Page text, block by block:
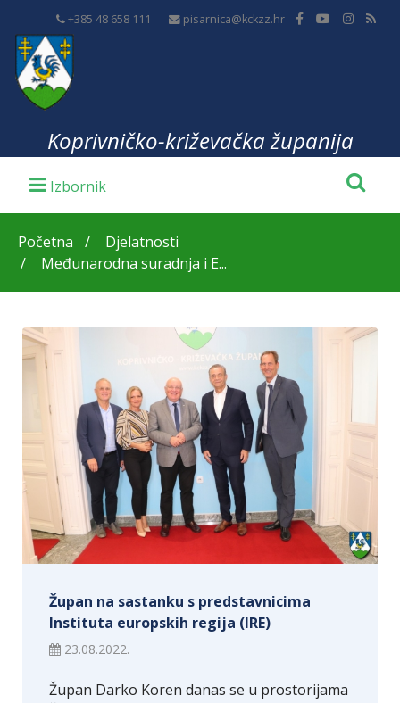
+385 48 658 111 pisarnica@kckzz.hr
Koprivničko-križevačka županija
Početna
Djelatnosti
Međunarodna suradnja i E...
Župan na sastanku s predstavnicima
Instituta europskih regija (IRE)
23.08.2022.
Župan Darko Koren danas se u prostorijama